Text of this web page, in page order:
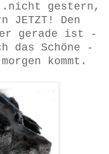
gestern,
JETZT! Den
er gerade ist -
das Schöne -
kommt.